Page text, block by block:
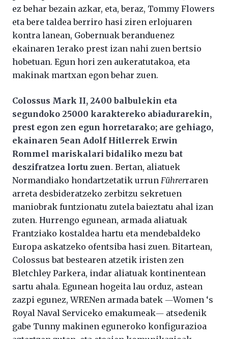
ez behar bezain azkar, eta, beraz, Tommy Flowers
eta bere taldea berriro hasi ziren erlojuaren
kontra lanean, Gobernuak beranduenez
ekainaren 1erako prest izan nahi zuen bertsio
hobetuan. Egun hori zen aukeratutakoa, eta
makinak martxan egon behar zuen.
Colossus Mark II, 2400 balbulekin eta
segundoko 25000 karaktereko abiadurarekin,
prest egon zen egun horretarako; are gehiago,
ekainaren 5ean Adolf Hitlerrek Erwin
Rommel mariskalari bidaliko mezu bat
deszifratzea lortu zuen. Bertan, aliatuek
Normandiako hondartzetatik urrun Führerraren
arreta desbideratzeko zerbitzu sekretuen
maniobrak funtzionatu zutela baieztatu ahal izan
zuten. Hurrengo egunean, armada aliatuak
Frantziako kostaldea hartu eta mendebaldeko
Europa askatzeko ofentsiba hasi zuen. Bitartean,
Colossus bat bestearen atzetik iristen zen
Bletchley Parkera, indar aliatuak kontinentean
sartu ahala. Egunean hogeita lau orduz, astean
zazpi egunez, WRENen armada batek ―Women ‘s
Royal Naval Serviceko emakumeak― atsedenik
gabe Tunny makinen eguneroko konfigurazioa